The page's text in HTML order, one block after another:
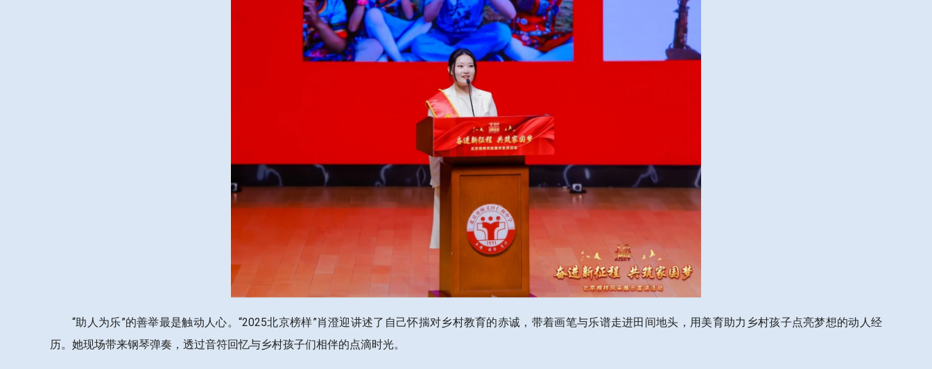
“助人为乐”的善举最是触动人心。“2025北京榜样”肖澄迎讲述了自己怀揣对乡村教育的赤诚，带着画笔与乐谱走进田间地头，用美育助力乡村孩子点亮梦想的动人经
历。她现场带来钢琴弹奏，透过音符回忆与乡村孩子们相伴的点滴时光。